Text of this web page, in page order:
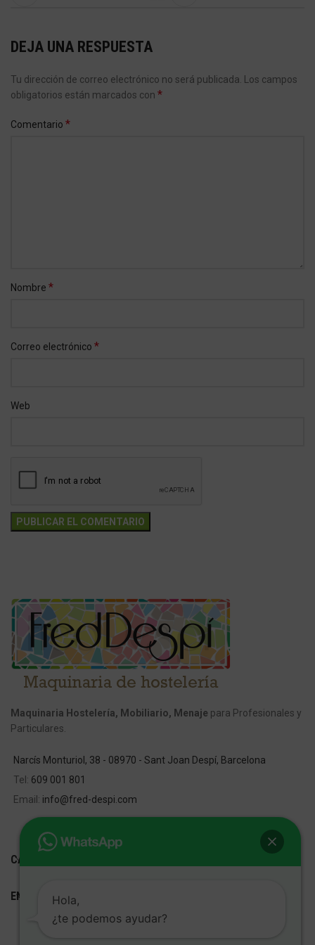
DEJA UNA RESPUESTA
Tu dirección de correo electrónico no será publicada.
Los campos
obligatorios están marcados con *
Comentario *
Nombre *
Correo electrónico *
Web
Maquinaria Hostelería, Mobiliario, Menaje para Profesionales y
Particulares.
Narcís Monturiol, 38 - 08970 - Sant Joan Despí, Barcelona
Tel: 609 001 801
Email: info@fred-despi.com
CATEGORIAS
ENLACES ÚTILES
Hola,
¿te podemos ayudar?